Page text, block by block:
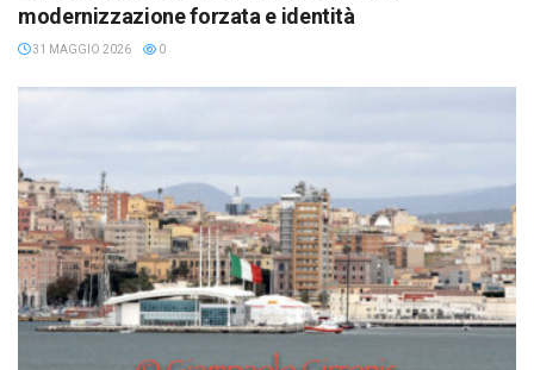
modernizzazione forzata e identità
31 MAGGIO 2026 0